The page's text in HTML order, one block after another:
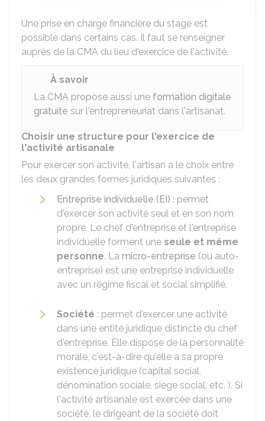
Une prise en charge financière du stage est
possible dans certains cas. Il faut se renseigner
auprès de la CMA du lieu d'exercice de l'activité.
À savoir
La CMA propose aussi une formation digitale
gratuite sur l'entrepreneuriat dans l'artisanat.
Choisir une structure pour l'exercice de
l'activité artisanale
Pour exercer son activité, l'artisan a le choix entre
les deux grandes formes juridiques suivantes :
Entreprise individuelle (EI) : permet
d'exercer son activité seul et en son nom
propre. Le chef d'entreprise et l'entreprise
individuelle forment une seule et même
personne. La micro-entreprise (ou auto-
entreprise) est une entreprise individuelle
avec un régime fiscal et social simplifié.
Société : permet d'exercer une activité
dans une entité juridique distincte du chef
d'entreprise. Elle dispose de la personnalité
morale, c'est-à-dire qu'elle a sa propre
existence juridique (capital social,
dénomination sociale, siège social, etc. ). Si
l'activité artisanale est exercée dans une
société, le dirigeant de la société doit